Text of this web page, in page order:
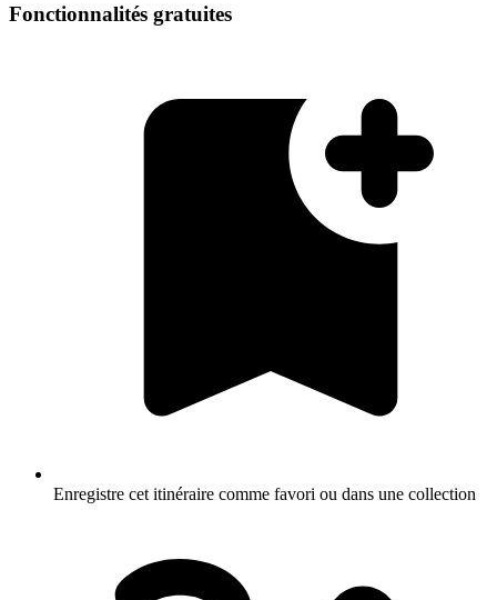
Fonctionnalités gratuites
Enregistre cet itinéraire comme favori ou dans une collection